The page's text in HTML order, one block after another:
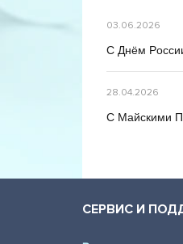
03.06.2026
C Днём
28.04.2026
C Maйcкими
СЕРВИС И